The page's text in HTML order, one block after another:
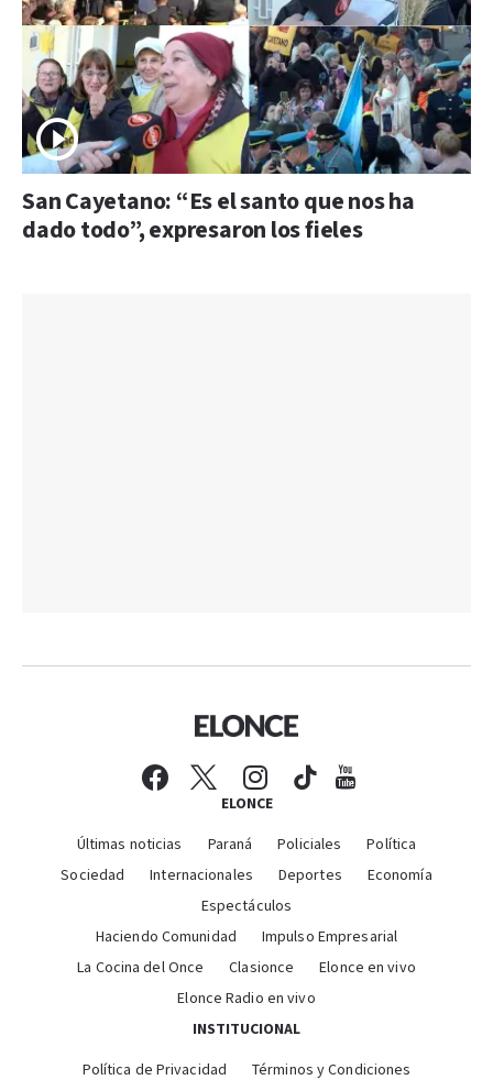
San Cayetano: “Es el santo que nos ha
dado todo”, expresaron los fieles
ELONCE
Últimas noticias Paraná Policiales
Política
Sociedad
Internacionales Deportes
Economía
Espectáculos
Haciendo Comunidad
Impulso Empresarial
La Cocina del Once
Clasionce
Elonce en vivo
Elonce Radio en vivo
INSTITUCIONAL
Política de Privacidad Términos y Condiciones